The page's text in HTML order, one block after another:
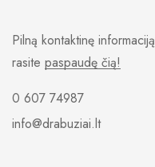
Pilną kontaktinę informaciją
rasite paspaudę čią!
0 607 74987
info@drabuziai.lt